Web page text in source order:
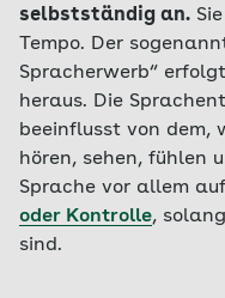
selbstständig an.
Tempo. Der
Spracherwerb“
heraus. Die
beeinflusst von dem,
hören, sehen, fühlen
Sprache vor allem
oder Kontrolle,
sind.